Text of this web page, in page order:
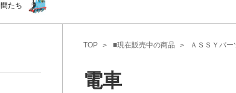
たち
TOP ■現在販売中の商品 ＡＳＳＹパー
電車